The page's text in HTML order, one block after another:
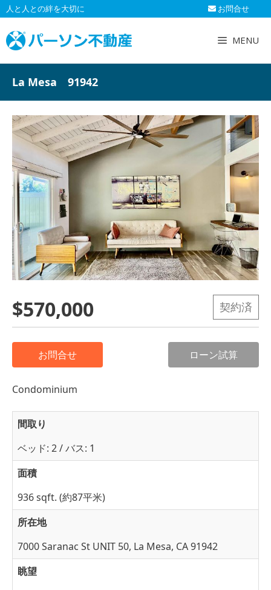
コ
ン
テ
ン
ツ
人と人との絆を大切に お問合せ
MENU
La Mesa 91942
$570,000 契約済
お問合せ ローン試算
Condominium
間取り
ベッド: 2 / バス: 1
面積
936 sqft. (約87平米)
所在地
7000 Saranac St UNIT 50, La Mesa, CA 91942
眺望